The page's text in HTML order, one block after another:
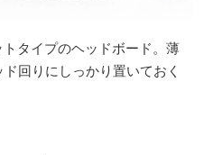
タイプのヘッドボード。薄
回りにしっかり置いておく